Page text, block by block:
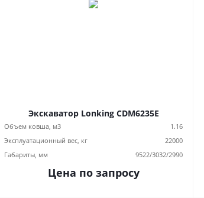
Экскаватор Lonking CDM6235E
Объем ковша, м3
1.16
Эксплуатационный вес, кг
22000
Габариты, мм
9522/3032/2990
Цена по запросу